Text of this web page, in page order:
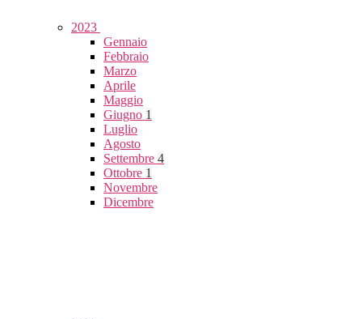
2023
Gennaio
Febbraio
Marzo
Aprile
Maggio
Giugno 1
Luglio
Agosto
Settembre 4
Ottobre 1
Novembre
Dicembre